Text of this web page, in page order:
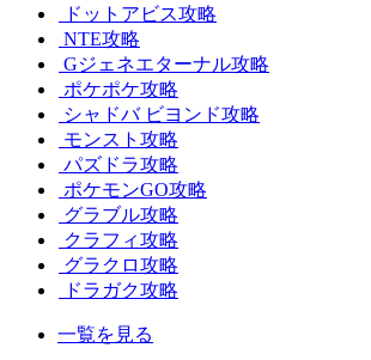
ドットアビス攻略
NTE攻略
Gジェネエターナル攻略
ポケポケ攻略
シャドバ ビヨンド攻略
モンスト攻略
パズドラ攻略
ポケモンGO攻略
グラブル攻略
クラフィ攻略
グラクロ攻略
ドラガク攻略
一覧を見る